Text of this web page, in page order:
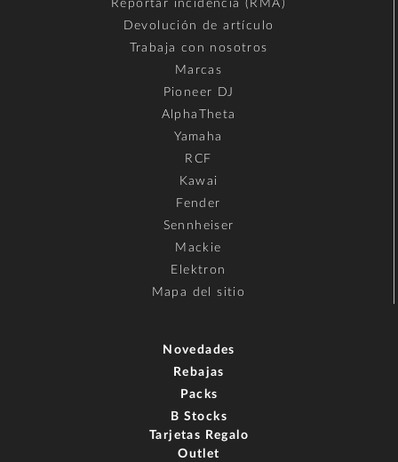
Reportar incidencia (RMA)
Devolución de artículo
Trabaja con nosotros
Marcas
Pioneer DJ
AlphaTheta
Yamaha
RCF
Kawai
Fender
Sennheiser
Mackie
Elektron
Mapa del sitio
Novedades
Rebajas
Packs
B Stocks
Tarjetas Regalo
Outlet